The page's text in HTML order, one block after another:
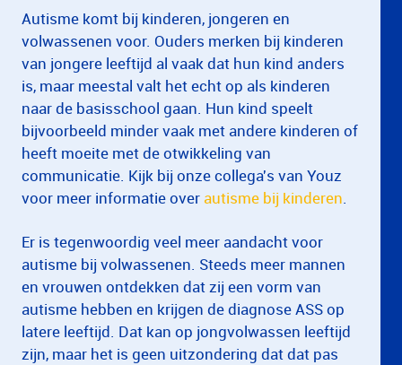
Autisme komt bij kinderen, jongeren en
volwassenen voor. Ouders merken bij kinderen
van jongere leeftijd al vaak dat hun kind anders
is, maar meestal valt het echt op als kinderen
naar de basisschool gaan. Hun kind speelt
bijvoorbeeld minder vaak met andere kinderen of
heeft moeite met de otwikkeling van
communicatie. Kijk bij onze collega's van Youz
voor meer informatie over autisme bij kinderen.
Er is tegenwoordig veel meer aandacht voor
autisme bij volwassenen. Steeds meer mannen
en vrouwen ontdekken dat zij een vorm van
autisme hebben en krijgen de diagnose ASS op
latere leeftijd. Dat kan op jongvolwassen leeftijd
zijn, maar het is geen uitzondering dat dat pas